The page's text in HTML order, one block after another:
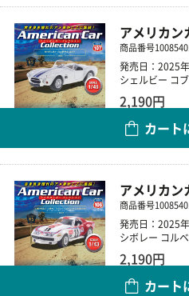
アメリカン
商品番号
発売日：2025
シェルビー コ
2,190円
カート
アメリカン
商品番号
発売日：2025
シボレー コル
2,190円
カート